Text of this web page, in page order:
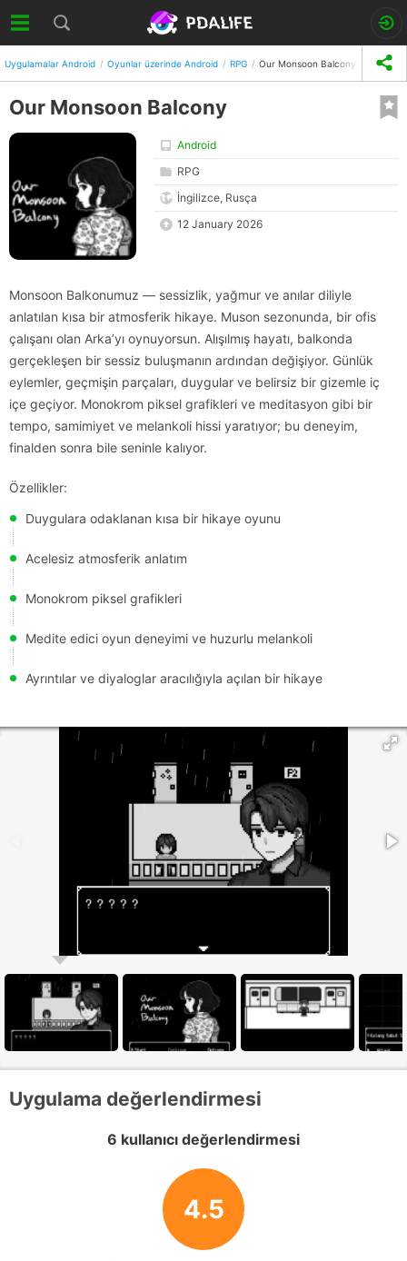
Uygulamalar Android Oyunlar üzerinde Android RPG Our Monsoon Balcony
Our Monsoon Balcony
Android
RPG
İngilizce, Rusça
12 January 2026
Monsoon Balkonumuz — sessizlik, yağmur ve anılar diliyle
anlatılan kısa bir atmosferik hikaye. Muson sezonunda, bir ofis
çalışanı olan Arka’yı oynuyorsun. Alışılmış hayatı, balkonda
gerçekleşen bir sessiz buluşmanın ardından değişiyor. Günlük
eylemler, geçmişin parçaları, duygular ve belirsiz bir gizemle iç
içe geçiyor. Monokrom piksel grafikleri ve meditasyon gibi bir
tempo, samimiyet ve melankoli hissi yaratıyor; bu deneyim,
finalden sonra bile seninle kalıyor.
Özellikler:
Duygulara odaklanan kısa bir hikaye oyunu
Acelesiz atmosferik anlatım
Monokrom piksel grafikleri
Medite edici oyun deneyimi ve huzurlu melankoli
Ayrıntılar ve diyaloglar aracılığıyla açılan bir hikaye
Uygulama değerlendirmesi
6 kullanıcı değerlendirmesi
4.5